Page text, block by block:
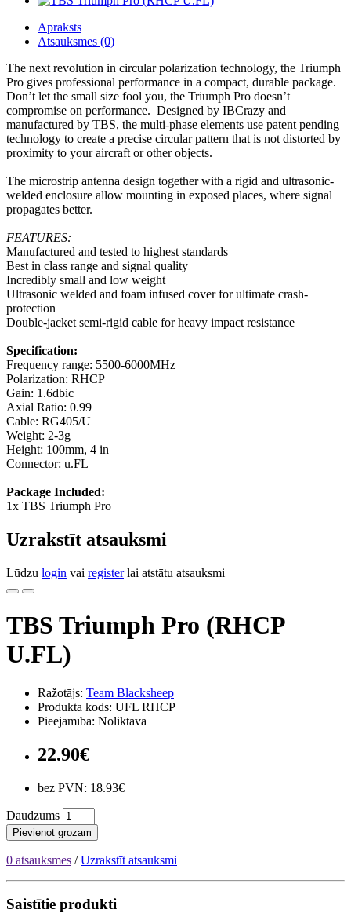
Apraksts
Atsauksmes (0)
The next revolution in circular polarization technology, the Triumph
Pro gives professional performance in a compact, durable package.
Don’t let the small size fool you, the Triumph Pro doesn’t
compromise on performance. Designed by IBCrazy and
manufactured by TBS, the multi-phase elements use patent pending
technology to create a precise circular pattern that is not distorted by
proximity to your aircraft or other objects.
The microstrip antenna design together with a rigid and ultrasonic-
welded enclosure allow mounting in exposed places, where signal
propagates better.
FEATURES:
Manufactured and tested to highest standards
Best in class range and signal quality
Incredibly small and low weight
Ultrasonic welded and foam infused cover for ultimate crash-
protection
Double-jacket semi-rigid cable for heavy impact resistance
Specification:
Frequency range: 5500-6000MHz
Polarization: RHCP
Gain: 1.6dbic
Axial Ratio: 0.99
Cable: RG405/U
Weight: 2-3g
Height: 100mm, 4 in
Connector: u.FL
Package Included:
1x TBS Triumph Pro
Uzrakstīt atsauksmi
Lūdzu login vai registerlai atstātu atsauksmi
TBS Triumph Pro (RHCP
U.FL)
Ražotājs: Team Blacksheep
Produkta kods: UFL RHCP
Pieejamība: Noliktavā
22.90€
bez PVN: 18.93€
Daudzums
Pievienot grozam
0 atsauksmes /Uzrakstīt atsauksmi
Saistītie produkti